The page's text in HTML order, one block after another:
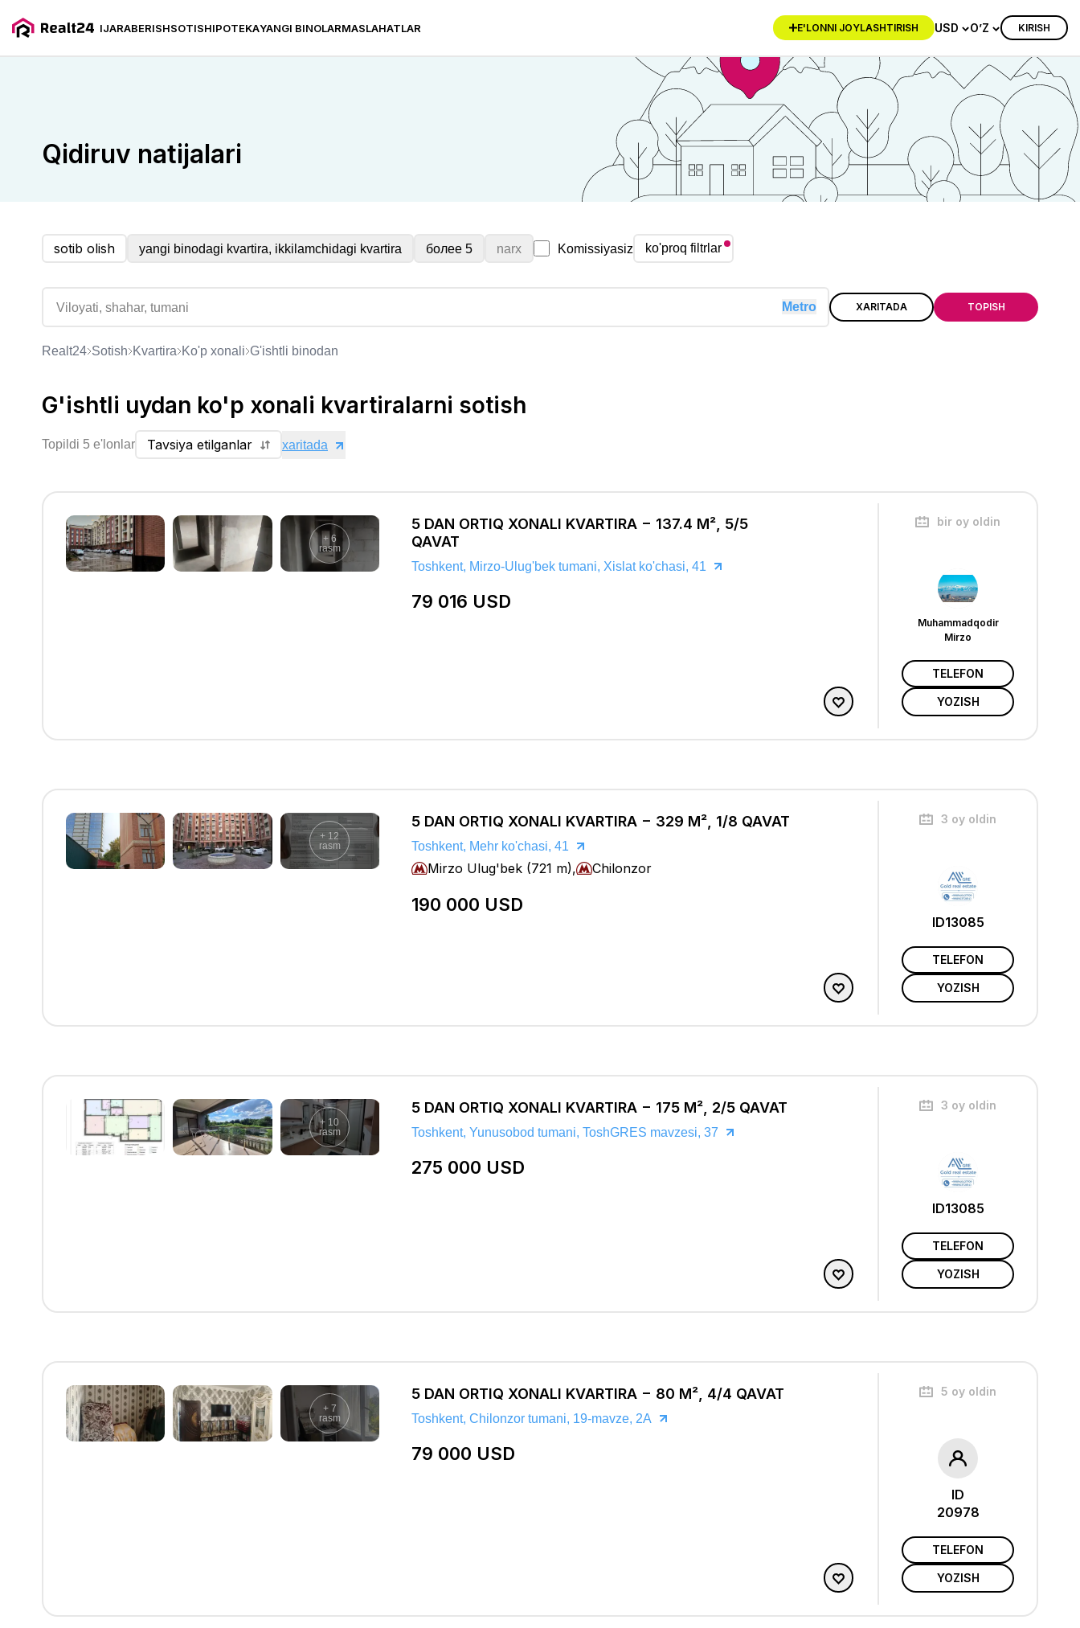
IJARABERISHSOTISHIPOTEKAYANGI BINOLARMASLAHATLAR E'LONNI JOYLASHTIRISH USD O’Z KIRISH
Qidiruv natijalari
sotib olish yangi binodagi kvartira, ikkilamchidagi kvartira более 5 narx Komissiyasiz ko'proq filtrlar
Metro XARITADA TOPISH
Realt24 Sotish kvartira ko'p xonali g'ishtli binodan
G'ishtli uydan ko'p xonali kvartiralarni sotish
Topildi 5 e'lonlar Tavsiya etilganlar xaritada
+ 6
rasm
5 DAN ORTIQ XONALI KVARTIRA − 137.4 M², 5/5
QAVAT
Toshkent, Mirzo-Ulug'bek tumani, Xislat ko'chasi, 41
79 016 USD
bir oy oldin
Muhammadqodir
Mirzo
TELEFON
YOZISH
+ 12
rasm
5 DAN ORTIQ XONALI KVARTIRA − 329 M², 1/8 QAVAT
Toshkent, Mehr ko'chasi, 41
Mirzo Ulug'bek (721 m), Chilonzor
190 000 USD
3 oy oldin
ID13085
TELEFON
YOZISH
+ 10
rasm
5 DAN ORTIQ XONALI KVARTIRA − 175 M², 2/5 QAVAT
Toshkent, Yunusobod tumani, ToshGRES mavzesi, 37
275 000 USD
3 oy oldin
ID13085
TELEFON
YOZISH
+ 7
rasm
5 DAN ORTIQ XONALI KVARTIRA − 80 M², 4/4 QAVAT
Toshkent, Chilonzor tumani, 19-mavze, 2A
79 000 USD
5 oy oldin
ID
20978
TELEFON
YOZISH